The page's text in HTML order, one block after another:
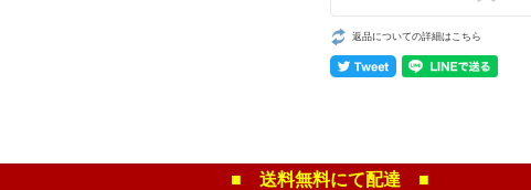
返品についての詳細はこちら
■ 送料無料にて配達 ■